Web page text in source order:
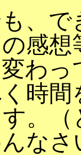
、で
感
わ
時
。
なさ